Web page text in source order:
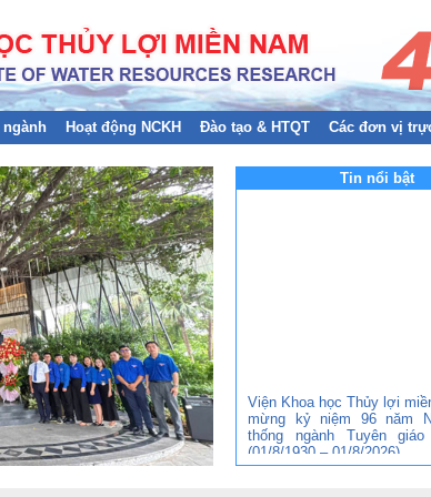
ngành Hoạt động NCKH Đào tạo & HTQT Các đơn vị
Tin nổi bật
Viện Khoa học Thủy lợi
mừng kỷ niệm 96 năm
thống ngành Tuyên
(01/8/1930 – 01/8/2026)